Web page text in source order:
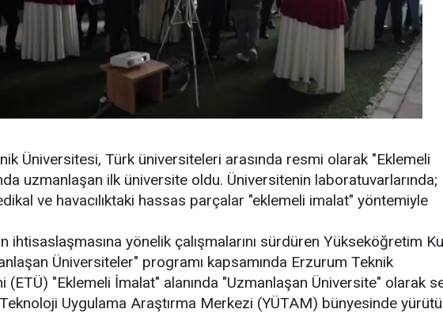
Üniversitesi, Türk üniversiteleri arasında resmi olarak "Eklemeli
uzmanlaşan ilk üniversite oldu. Üniversitenin laboratuvarlarında;
ve havacılıktaki hassas parçalar "eklemeli imalat" yöntemiyle
ihtisaslaşmasına yönelik çalışmalarını sürdüren Yükseköğretim
Üniversiteler" programı kapsamında Erzurum Teknik
(ETÜ) "Eklemeli İmalat" alanında "Uzmanlaşan Üniversite" olarak
Uygulama Araştırma Merkezi (YÜTAM) bünyesinde